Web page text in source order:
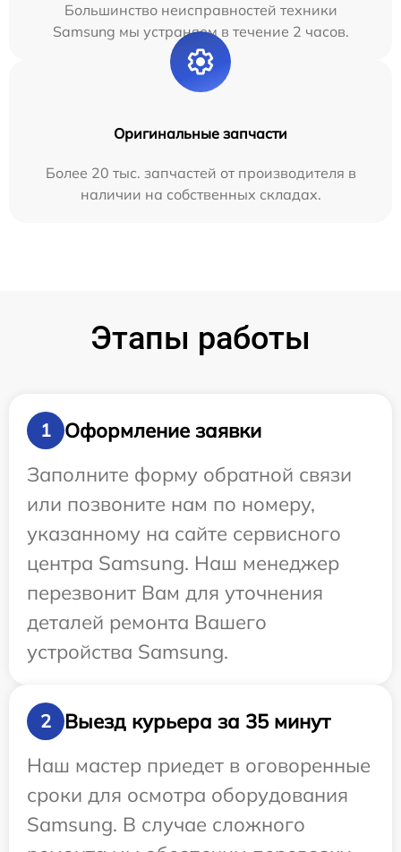
Большинство неисправностей техники
Samsung мы устраняем в течение 2 часов.
Оригинальные запчасти
Более 20 тыс. запчастей от производителя в
наличии на собственных складах.
Этапы работы
1
Оформление заявки
Заполните форму обратной связи
или позвоните нам по номеру,
указанному на сайте сервисного
центра Samsung. Наш менеджер
перезвонит Вам для уточнения
деталей ремонта Вашего
устройства Samsung.
2
Выезд курьера за 35 минут
Наш мастер приедет в оговоренные
сроки для осмотра оборудования
Samsung. В случае сложного